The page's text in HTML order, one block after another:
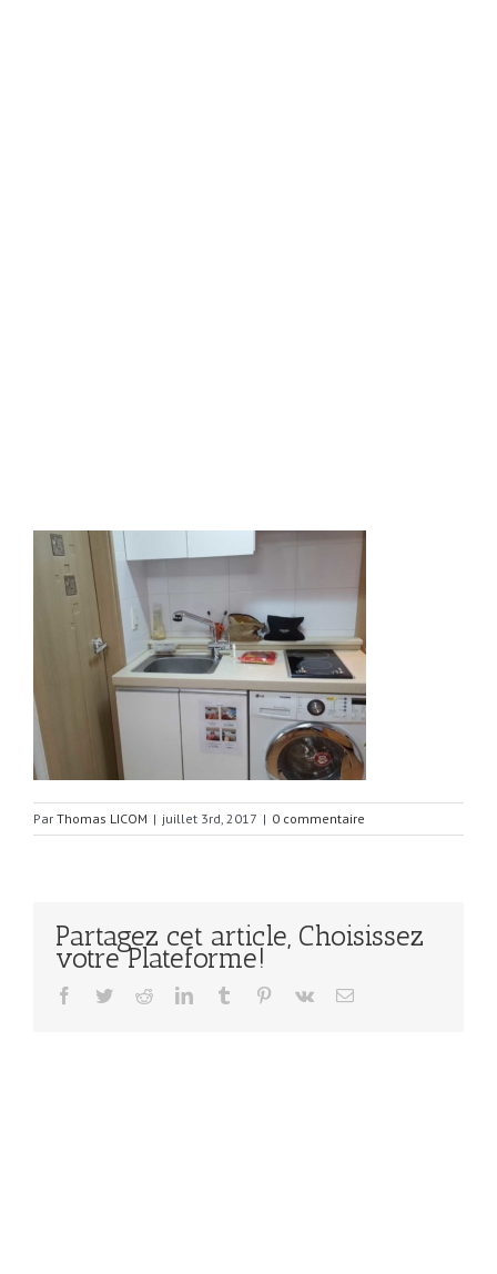
Par Thomas LICOM | juillet 3rd, 2017 | 0 commentaire
Partagez cet article, Choisissez
votre Plateforme!
Facebook
TwitterRedditLinkedInTumblr Pinterest
Vk Email